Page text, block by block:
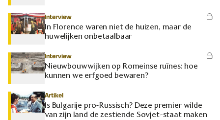
Interview
In Florence waren niet de huizen, maar de
huwelijken onbetaalbaar
Interview
Nieuwbouwwijken op Romeinse ruïnes: hoe
kunnen we erfgoed bewaren?
Artikel
Is Bulgarije pro-Russisch? Deze premier wilde
van zijn land de zestiende Sovjet-staat maken